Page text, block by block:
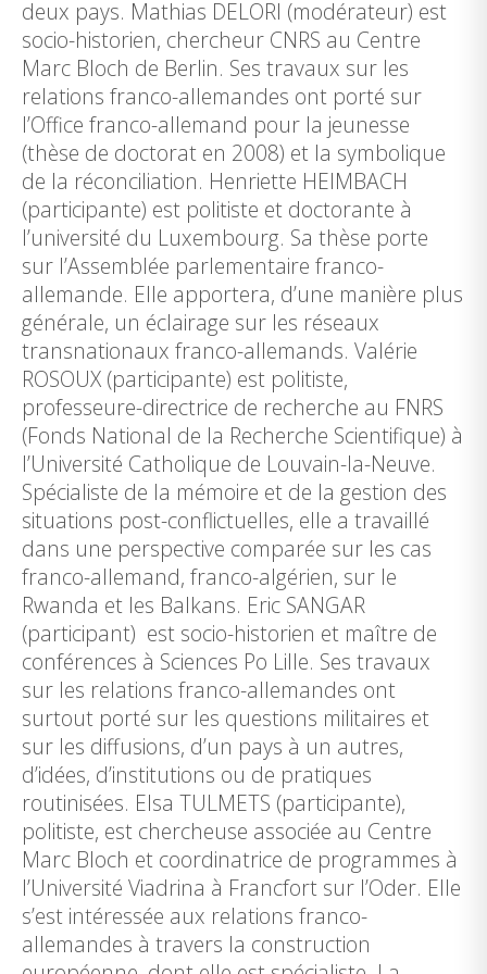
deux pays. Mathias DELORI (modérateur) est
socio-historien, chercheur CNRS au Centre
Marc Bloch de Berlin. Ses travaux sur les
relations franco-allemandes ont porté sur
l’Office franco-allemand pour la jeunesse
(thèse de doctorat en 2008) et la symbolique
de la réconciliation. Henriette HEIMBACH
(participante) est politiste et doctorante à
l’université du Luxembourg. Sa thèse porte
sur l’Assemblée parlementaire franco-
allemande. Elle apportera, d’une manière plus
générale, un éclairage sur les réseaux
transnationaux franco-allemands. Valérie
ROSOUX (participante) est politiste,
professeure-directrice de recherche au FNRS
(Fonds National de la Recherche Scientifique) à
l’Université Catholique de Louvain-la-Neuve.
Spécialiste de la mémoire et de la gestion des
situations post-conflictuelles, elle a travaillé
dans une perspective comparée sur les cas
franco-allemand, franco-algérien, sur le
Rwanda et les Balkans. Eric SANGAR
(participant) est socio-historien et maître de
conférences à Sciences Po Lille. Ses travaux
sur les relations franco-allemandes ont
surtout porté sur les questions militaires et
sur les diffusions, d’un pays à un autres,
d’idées, d’institutions ou de pratiques
routinisées. Elsa TULMETS (participante),
politiste, est chercheuse associée au Centre
Marc Bloch et coordinatrice de programmes à
l’Université Viadrina à Francfort sur l’Oder. Elle
s’est intéressée aux relations franco-
allemandes à travers la construction